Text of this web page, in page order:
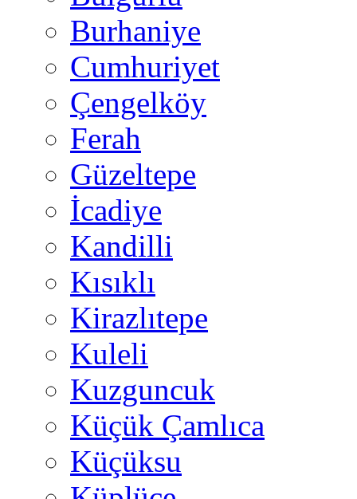
Burhaniye
Cumhuriyet
Çengelköy
Ferah
Güzeltepe
İcadiye
Kandilli
Kısıklı
Kirazlıtepe
Kuleli
Kuzguncuk
Küçük Çamlıca
Küçüksu